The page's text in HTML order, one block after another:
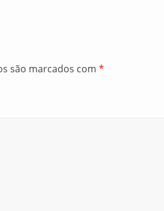
são marcados com *